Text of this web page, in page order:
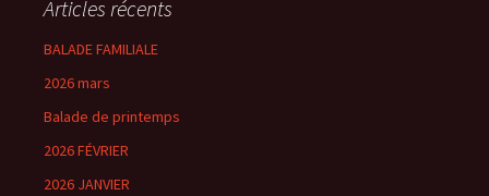
Articles récents
BALADE FAMILIALE
2026 mars
Balade de printemps
2026 FÉVRIER
2026 JANVIER